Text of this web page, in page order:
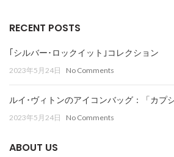
RECENT POSTS
｢シルバー･ロックイット｣コレクション
2023年5月24日 No Comments
ルイ･ヴィトンのアイコンバッグ：「カプ
2023年5月24日 No Comments
ABOUT US